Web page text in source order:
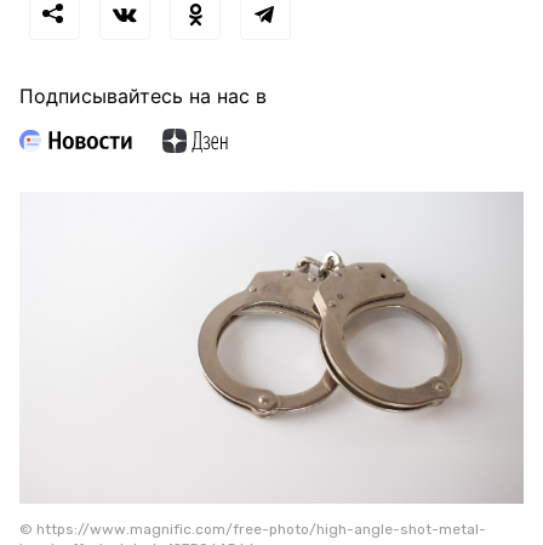
Подписывайтесь на нас в
© https://www.magnific.com/free-photo/high-angle-shot-metal-